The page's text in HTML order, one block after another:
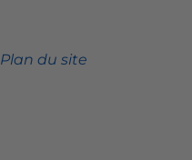
Plan du site